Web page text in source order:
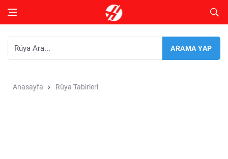
Anasayfa Rüya Tabirleri